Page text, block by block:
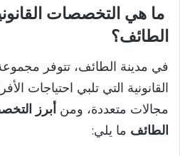
ما هي التخصصات
الطائف؟
في مدينة الطائف، تتوفر
القانونية التي تلبي احتياجات
مجالات متعددة، ومن أبرز
الطائف ما يلي: